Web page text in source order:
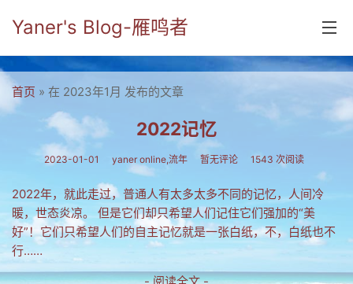
Yaner's Blog-雁鸣者
首页
分类
yaner online
毕业留言册
流年
五笔难啊
流行.时代.天下
首页 » 在 2023年1月 发布的文章
2022记忆
2023-01-01 yaner online,流年 暂无评论 1543 次阅读
2022年，就此走过，普通人有太多太多不同的记忆，人间冷
暖，世态炎凉。 但是它们却只希望人们记住它们强加的“美
好”！它们只希望人们的自主记忆就是一张白纸，不，白纸也不
行……